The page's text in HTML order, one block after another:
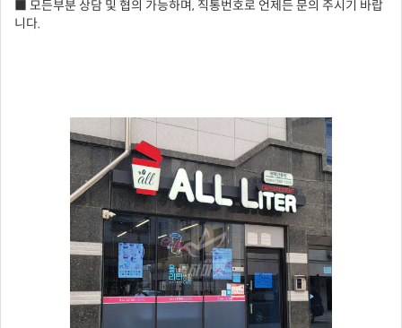
■ 모든부분 상담 및 협의 가능하며, 직통번호로 언제든 문의 주시기 바랍
니다.